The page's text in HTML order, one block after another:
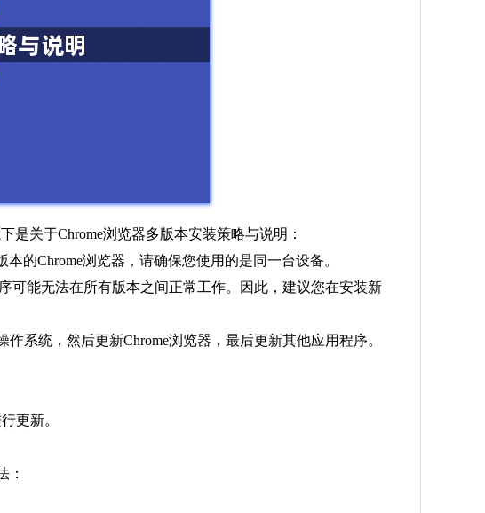
是关于Chrome浏览器多版本安装策略与说明：
的Chrome浏览器，请确保您使用的是同一台设备。
可能无法在所有版本之间正常工作。因此，建议您在安装新
系统，然后更新Chrome浏览器，最后更新其他应用程序。
更新。
：